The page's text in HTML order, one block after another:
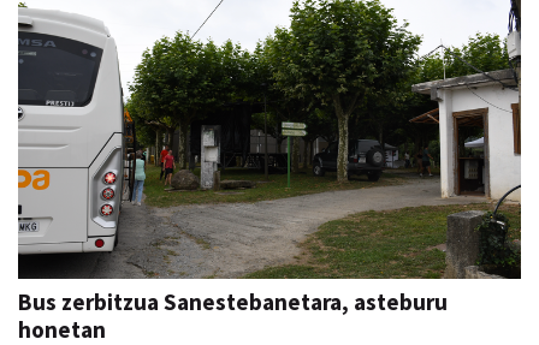
Bus zerbitzua Sanestebanetara, asteburu
honetan